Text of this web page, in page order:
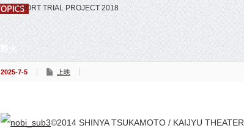
SHORT TRIAL PROJECT 2018
野火
2025-7-5 上映
©2014 SHINYA TSUKAMOTO / KAIJYU THEATER